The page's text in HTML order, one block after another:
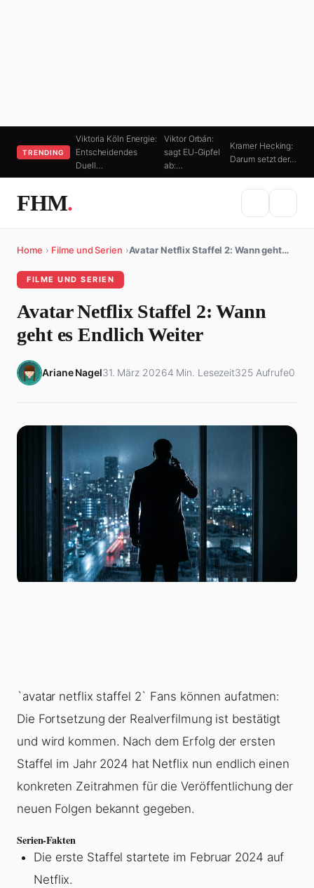
TRENDING
Viktoria Köln Energie:
Entscheidendes
Duell…
Viktor Orbán:
sagt EU-Gipfel
ab:…
Kramer Hecking:
Darum setzt der…
FHM.
Home › Filme und Serien ›Avatar Netflix Staffel 2: Wann geht…
FILME UND SERIEN
Avatar Netflix Staffel 2: Wann
geht es Endlich Weiter
Ariane Nagel31. März 20264 Min. Lesezeit325 Aufrufe0
`avatar netflix staffel 2` Fans können aufatmen:
Die Fortsetzung der Realverfilmung ist bestätigt
und wird kommen. Nach dem Erfolg der ersten
Staffel im Jahr 2024 hat Netflix nun endlich einen
konkreten Zeitrahmen für die Veröffentlichung der
neuen Folgen bekannt gegeben.
Serien-Fakten
Die erste Staffel startete im Februar 2024 auf
Netflix.